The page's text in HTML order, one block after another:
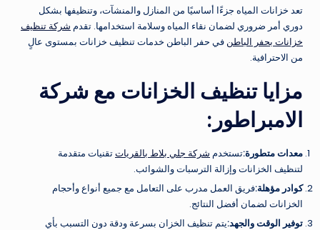
تعد خزانات المياه جزءًا أساسيًا من المنازل والمنشآت، وتنظيفها بشكل
دوري أمر ضروري لضمان نقاء المياه وسلامة استخدامها. تقدم شركة تنظيف
خزانات بحفر الباطن في حفر الباطن خدمات تنظيف خزانات بمستوى عالٍ
من الاحترافية.
مزايا تنظيف الخزانات مع شركة
الامبراطور :
معدات متطورة:تستخدم شركة جلي بلاط بالقرياتتقنيات متقدمة
لتنظيف الخزانات وإزالة الترسبات والشوائب.
كوادر مؤهلة:فريق العمل مدرب على التعامل مع جميع أنواع وأحجام
الخزانات لضمان أفضل النتائج.
توفير الوقت والجهد:يتم تنظيف الخزان بسرعة ودقة دون التسبب بأي